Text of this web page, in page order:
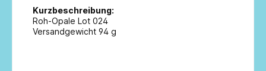
Kurzbeschreibung:
Roh-Opale Lot 024
Versandgewicht 94 g